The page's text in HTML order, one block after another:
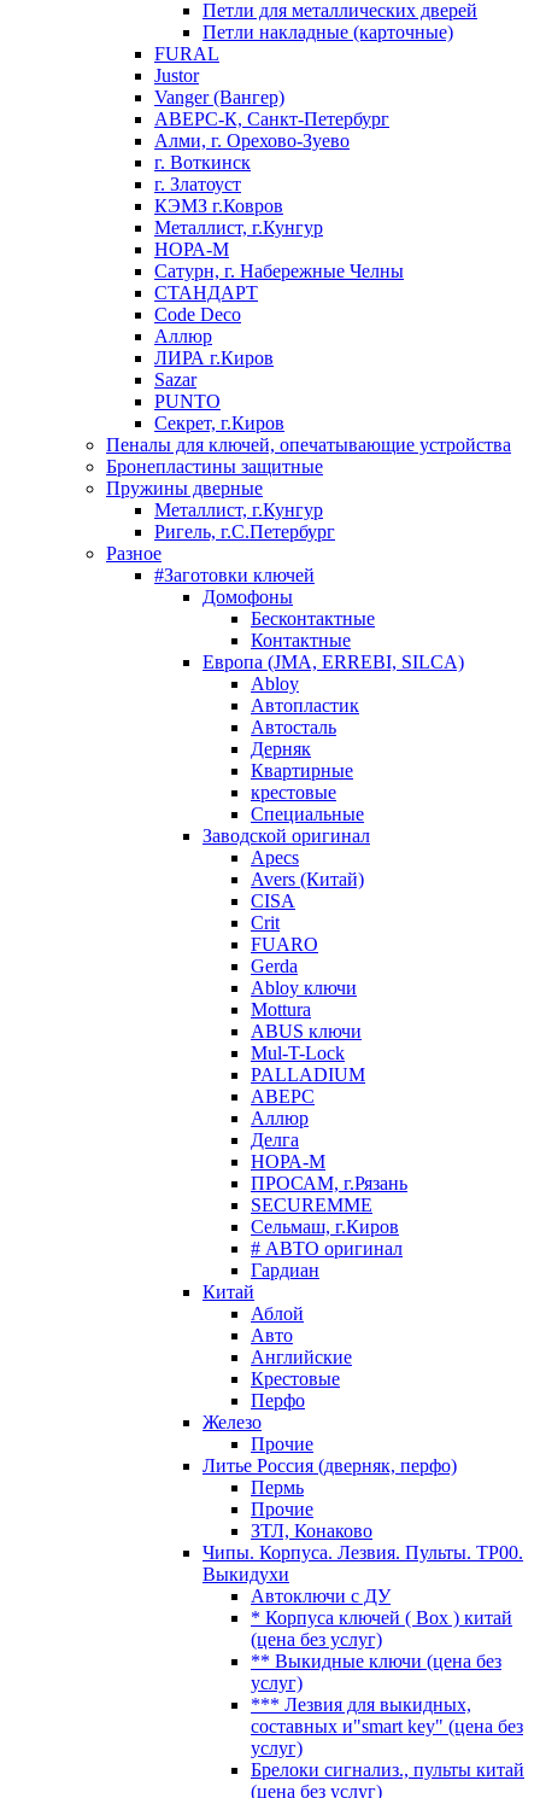
Петли для металлических дверей
Петли накладные (карточные)
FURAL
Justor
Vanger (Вангер)
АВЕРС-К, Санкт-Петербург
Алми, г. Орехово-Зуево
г. Воткинск
г. Златоуст
КЭМЗ г.Ковров
Металлист, г.Кунгур
НОРА-М
Сатурн, г. Набережные Челны
СТАНДАРТ
Code Deco
Аллюр
ЛИРА г.Киров
Sazar
PUNTO
Секрет, г.Киров
Пеналы для ключей, опечатывающие устройства
Бронепластины защитные
Пружины дверные
Металлист, г.Кунгур
Ригель, г.С.Петербург
Разное
#Заготовки ключей
Домофоны
Бесконтактные
Контактные
Европа (JMA, ERREBI, SILCA)
Abloy
Автопластик
Автосталь
Дерняк
Квартирные
крестовые
Специальные
Заводской оригинал
Apecs
Avers (Китай)
CISA
Crit
FUARO
Gerda
Abloy ключи
Mottura
ABUS ключи
Mul-T-Lock
PALLADIUM
АВЕРС
Аллюр
Делга
НОРА-М
ПРОСАМ, г.Рязань
SECUREMME
Сельмаш, г.Киров
# АВТО оригинал
Гардиан
Китай
Аблой
Авто
Английские
Крестовые
Перфо
Железо
Прочие
Литье Россия (дверняк, перфо)
Пермь
Прочие
ЗТЛ, Конаково
Чипы. Корпуса. Лезвия. Пульты. TP00.
Выкидухи
Автоключи с ДУ
* Корпуса ключей ( Box ) китай
(цена без услуг)
** Выкидные ключи (цена без
услуг)
*** Лезвия для выкидных,
составных и"smart key" (цена без
услуг)
Брелоки сигнализ., пульты китай
(цена без услуг)